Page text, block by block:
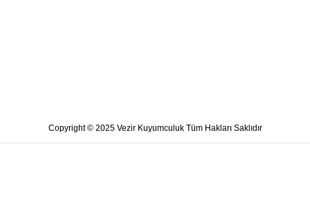
Copyright © 2025 Vezir Kuyumculuk Tüm Hakları Saklıdır